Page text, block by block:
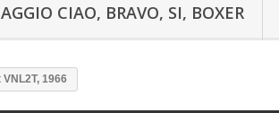
CIAO, BRAVO, SI, BOXER
1966